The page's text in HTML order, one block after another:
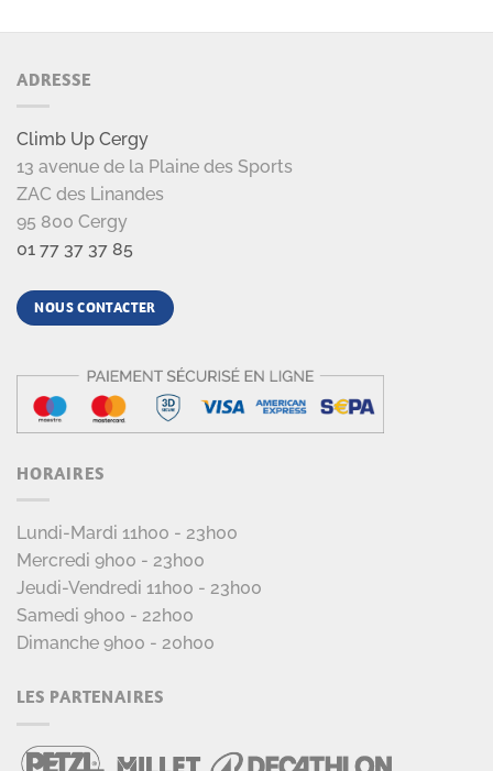
ADRESSE
Climb Up Cergy
13 avenue de la Plaine des Sports
ZAC des Linandes
95 800 Cergy
01 77 37 37 85
NOUS CONTACTER
HORAIRES
Lundi-Mardi 11h00 - 23h00
Mercredi 9h00 - 23h00
Jeudi-Vendredi 11h00 - 23h00
Samedi 9h00 - 22h00
Dimanche 9h00 - 20h00
LES PARTENAIRES